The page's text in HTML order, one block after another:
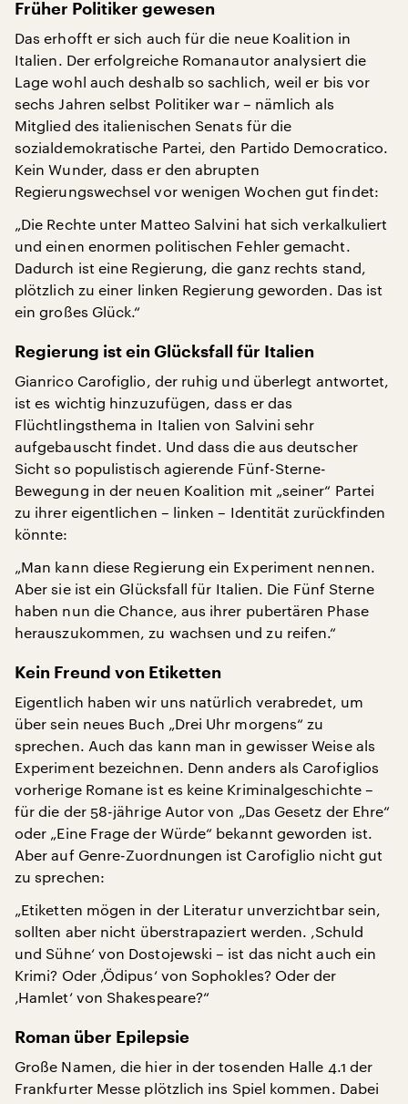
Früher Politiker gewesen
Das erhofft er sich auch für die neue Koalition in
Italien. Der erfolgreiche Romanautor analysiert die
Lage wohl auch deshalb so sachlich, weil er bis vor
sechs Jahren selbst Politiker war – nämlich als
Mitglied des italienischen Senats für die
sozialdemokratische Partei, den Partido Democratico.
Kein Wunder, dass er den abrupten
Regierungswechsel vor wenigen Wochen gut findet:
„Die Rechte unter Matteo Salvini hat sich verkalkuliert
und einen enormen politischen Fehler gemacht.
Dadurch ist eine Regierung, die ganz rechts stand,
plötzlich zu einer linken Regierung geworden. Das ist
ein großes Glück.“
Regierung ist ein Glücksfall für Italien
Gianrico Carofiglio, der ruhig und überlegt antwortet,
ist es wichtig hinzuzufügen, dass er das
Flüchtlingsthema in Italien von Salvini sehr
aufgebauscht findet. Und dass die aus deutscher
Sicht so populistisch agierende Fünf-Sterne-
Bewegung in der neuen Koalition mit „seiner“ Partei
zu ihrer eigentlichen – linken – Identität zurückfinden
könnte:
„Man kann diese Regierung ein Experiment nennen.
Aber sie ist ein Glücksfall für Italien. Die Fünf Sterne
haben nun die Chance, aus ihrer pubertären Phase
herauszukommen, zu wachsen und zu reifen.“
Kein Freund von Etiketten
Eigentlich haben wir uns natürlich verabredet, um
über sein neues Buch „Drei Uhr morgens“ zu
sprechen. Auch das kann man in gewisser Weise als
Experiment bezeichnen. Denn anders als Carofiglios
vorherige Romane ist es keine Kriminalgeschichte –
für die der 58-jährige Autor von „Das Gesetz der Ehre“
oder „Eine Frage der Würde“ bekannt geworden ist.
Aber auf Genre-Zuordnungen ist Carofiglio nicht gut
zu sprechen:
„Etiketten mögen in der Literatur unverzichtbar sein,
sollten aber nicht überstrapaziert werden. ‚Schuld
und Sühne‘ von Dostojewski – ist das nicht auch ein
Krimi? Oder ‚Ödipus‘ von Sophokles? Oder der
‚Hamlet‘ von Shakespeare?“
Roman über Epilepsie
Große Namen, die hier in der tosenden Halle 4.1 der
Frankfurter Messe plötzlich ins Spiel kommen. Dabei